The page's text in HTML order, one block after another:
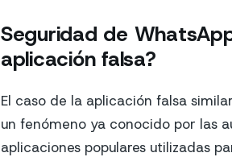
Seguridad de
aplicación falsa?
El caso de la aplicación falsa
un fenómeno ya conocido por las
aplicaciones populares utilizadas